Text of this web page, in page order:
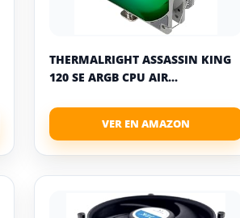
THERMALRIGHT ASSASSIN KING
120 SE ARGB CPU AIR...